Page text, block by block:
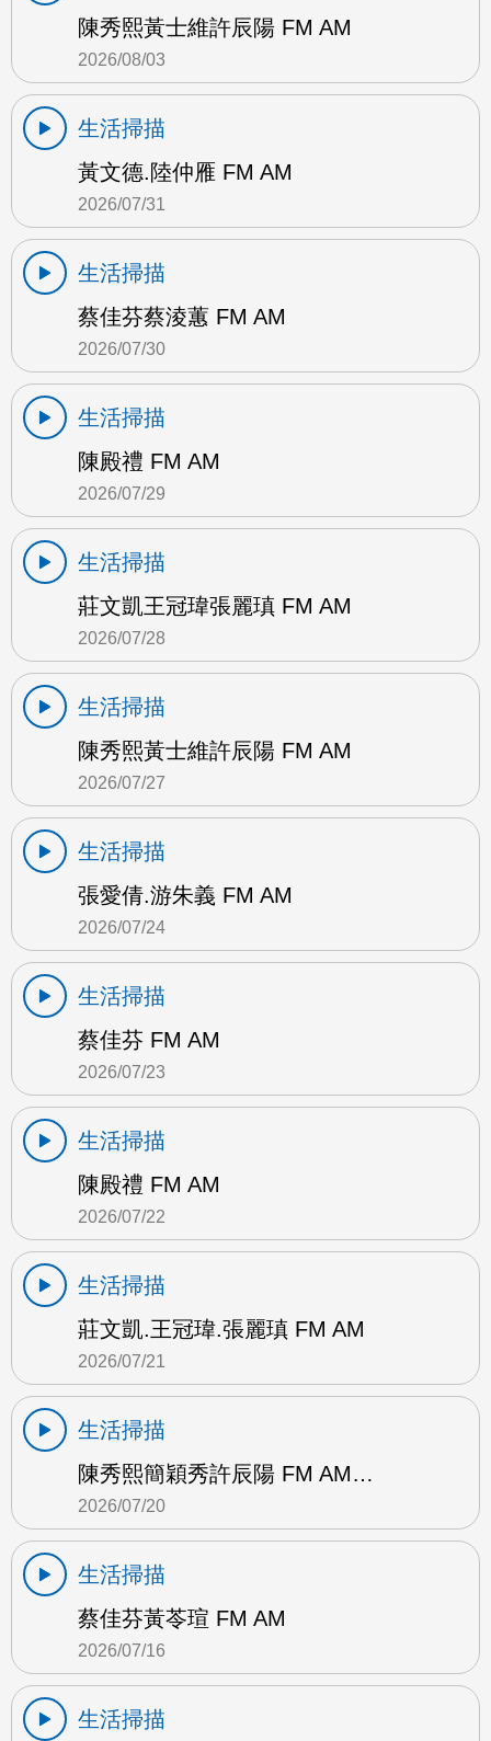
陳秀熙黃士維許辰陽 FM AM
2026/08/03
生活掃描
黃文德.陸仲雁 FM AM
2026/07/31
生活掃描
蔡佳芬蔡淩蕙 FM AM
2026/07/30
生活掃描
陳殿禮 FM AM
2026/07/29
生活掃描
莊文凱王冠瑋張麗瑱 FM AM
2026/07/28
生活掃描
陳秀熙黃士維許辰陽 FM AM
2026/07/27
生活掃描
張愛倩.游朱義 FM AM
2026/07/24
生活掃描
蔡佳芬 FM AM
2026/07/23
生活掃描
陳殿禮 FM AM
2026/07/22
生活掃描
莊文凱.王冠瑋.張麗瑱 FM AM
2026/07/21
生活掃描
陳秀熙簡穎秀許辰陽 FM AM…
2026/07/20
生活掃描
蔡佳芬黃苓瑄 FM AM
2026/07/16
生活掃描